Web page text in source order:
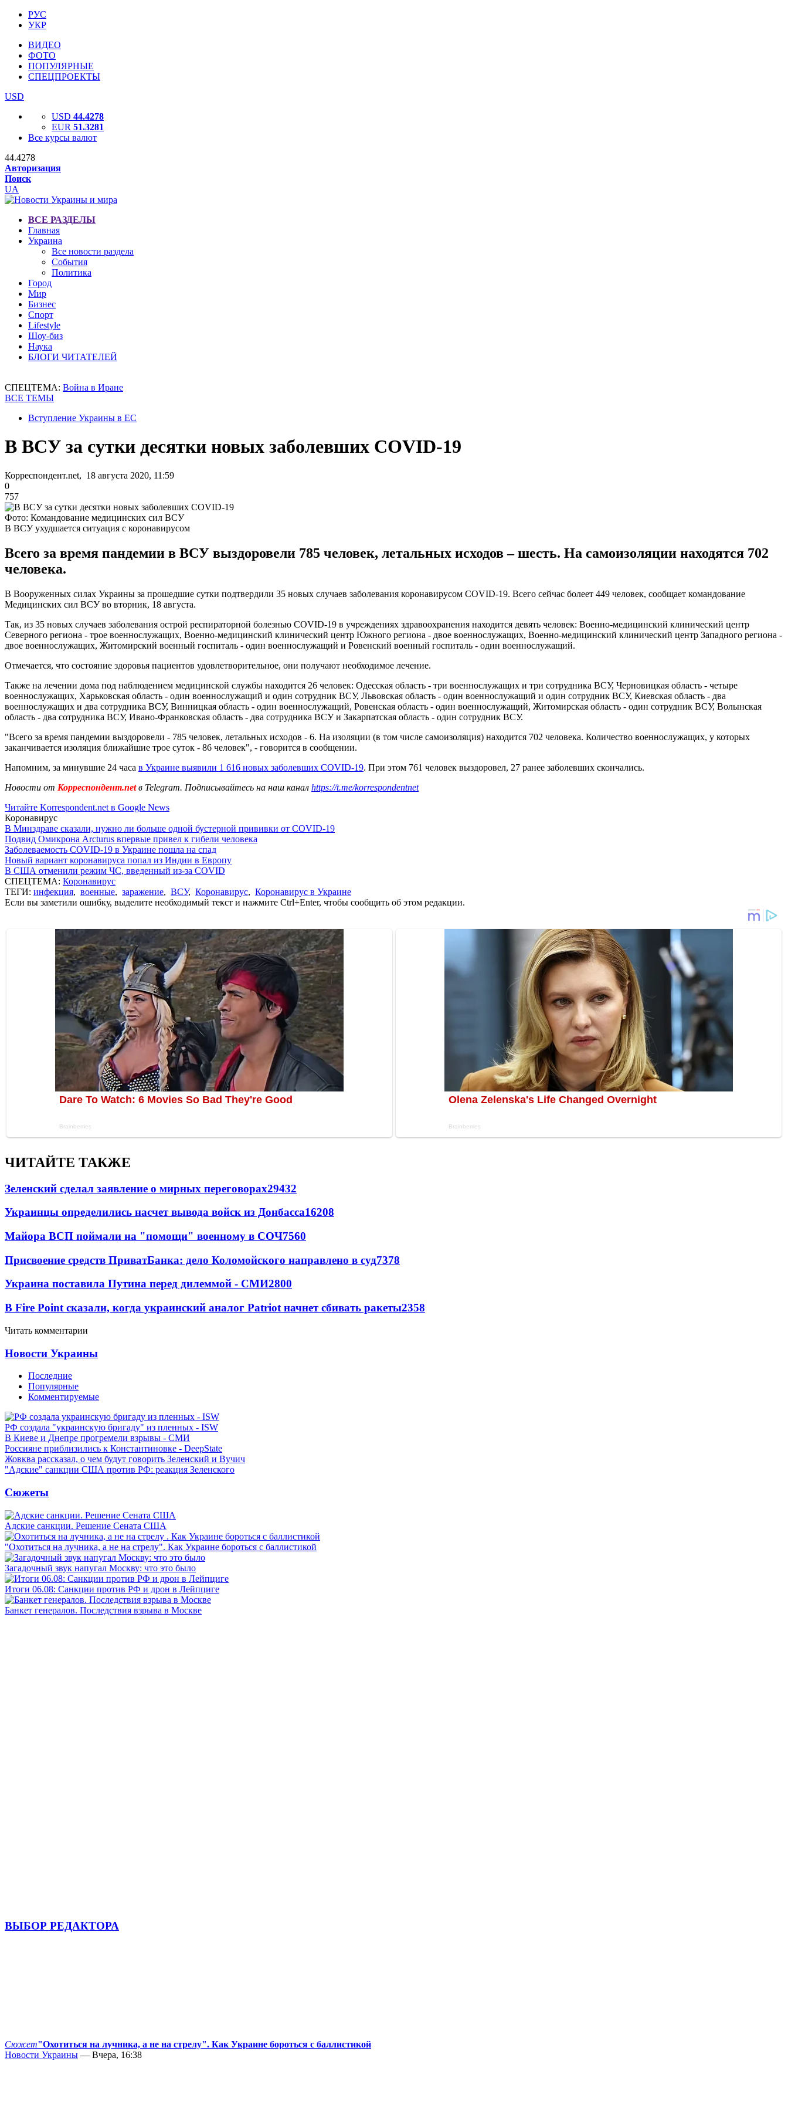
РУС
УКР
ВИДЕО
ФОТО
ПОПУЛЯРНЫЕ
СПЕЦПРОЕКТЫ
USD
USD 44.4278
EUR 51.3281
Все курсы валют
44.4278
Авторизация
Поиск
UA
ВСЕ РАЗДЕЛЫ
Главная
Украина
Все новости раздела
События
Политика
Город
Мир
Бизнес
Спорт
Lifestyle
Шоу-биз
Наука
БЛОГИ ЧИТАТЕЛЕЙ
СПЕЦТЕМА: Война в Иране
ВСЕ ТЕМЫ
Вступление Украины в ЕС
В ВСУ за сутки десятки новых заболевших COVID-19
Корреспондент.net, 18 августа 2020, 11:59
0
757
Фото: Командование медицинских сил ВСУ
В ВСУ ухудшается ситуация с коронавирусом
Всего за время пандемии в ВСУ выздоровели 785 человек, летальных исходов – шесть. На самоизоляции находятся 702
человека.
В Вооруженных силах Украины за прошедшие сутки подтвердили 35 новых случаев заболевания коронавирусом COVID-19. Всего сейчас болеет 449 человек, сообщает командование
Медицинских сил ВСУ во вторник, 18 августа.
Так, из 35 новых случаев заболевания острой респираторной болезнью COVID-19 в учреждениях здравоохранения находится девять человек: Военно-медицинский клинический центр
Северного региона - трое военнослужащих, Военно-медицинский клинический центр Южного региона - двое военнослужащих, Военно-медицинский клинический центр Западного региона -
двое военнослужащих, Житомирский военный госпиталь - один военнослужащий и Ровенский военный госпиталь - один военнослужащий.
Отмечается, что состояние здоровья пациентов удовлетворительное, они получают необходимое лечение.
Также на лечении дома под наблюдением медицинской службы находится 26 человек: Одесская область - три военнослужащих и три сотрудника ВСУ, Черновицкая область - четыре
военнослужащих, Харьковская область - один военнослужащий и один сотрудник ВСУ, Львовская область - один военнослужащий и один сотрудник ВСУ, Киевская область - два
военнослужащих и два сотрудника ВСУ, Винницкая область - один военнослужащий, Ровенская область - один военнослужащий, Житомирская область - один сотрудник ВСУ, Волынская
область - два сотрудника ВСУ, Ивано-Франковская область - два сотрудника ВСУ и Закарпатская область - один сотрудник ВСУ.
"Всего за время пандемии выздоровели - 785 человек, летальных исходов - 6. На изоляции (в том числе самоизоляция) находится 702 человека. Количество военнослужащих, у которых
заканчивается изоляция ближайшие трое суток - 86 человек", - говорится в сообщении.
Напомним, за минувшие 24 часа в Украине выявили 1 616 новых заболевших COVID-19. При этом 761 человек выздоровел, 27 ранее заболевших скончались.
Новости от Корреспондент.netв Telegram. Подписывайтесь на наш канал https://t.me/korrespondentnet
Читайте Korrespondent.net в Google News
Коронавирус
В Минздраве сказали, нужно ли больше одной бустерной прививки от COVID-19
Подвид Омикрона Arcturus впервые привел к гибели человека
Заболеваемость COVID-19 в Украине пошла на спад
Новый вариант коронавируса попал из Индии в Европу
В США отменили режим ЧС, введенный из-за COVID
СПЕЦТЕМА: Коронавирус
ТЕГИ: инфекция, военные, заражение, ВСУ, Коронавирус, Коронавирус в Украине
Если вы заметили ошибку, выделите необходимый текст и нажмите Ctrl+Enter, чтобы сообщить об этом редакции.
ЧИТАЙТЕ ТАКЖЕ
Зеленский сделал заявление о мирных переговорах29432
Украинцы определились насчет вывода войск из Донбасса16208
Майора ВСП поймали на "помощи" военному в СОЧ7560
Присвоение средств ПриватБанка: дело Коломойского направлено в суд7378
Украина поставила Путина перед дилеммой - СМИ2800
В Fire Point сказали, когда украинский аналог Patriot начнет сбивать ракеты2358
Читать комментарии
Новости Украины
Последние
Популярные
Комментируемые
РФ создала "украинскую бригаду" из пленных - ISW
В Киеве и Днепре прогремели взрывы - СМИ
Россияне приблизились к Константиновке - DeepState
Жовква рассказал, о чем будут говорить Зеленский и Вучич
"Адские" санкции США против РФ: реакция Зеленского
Сюжеты
Адские санкции. Решение Сената США
"Охотиться на лучника, а не на стрелу". Как Украине бороться с баллистикой
Загадочный звук напугал Москву: что это было
Итоги 06.08: Санкции против РФ и дрон в Лейпциге
Банкет генералов. Последствия взрыва в Москве
ВЫБОР РЕДАКТОРА
Сюжет"Охотиться на лучника, а не на стрелу". Как Украине бороться с баллистикой
Новости Украины — Вчера, 16:38